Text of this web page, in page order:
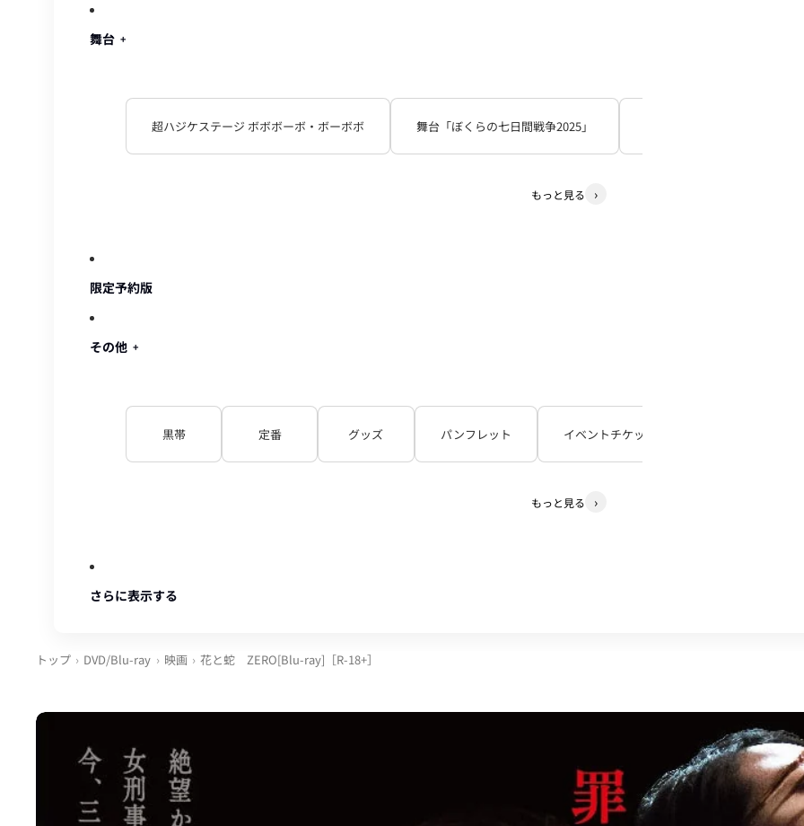
舞台
超ハジケステージ ボボボーボ・ボーボボ 舞台「ぼくらの七日間戦争2025」
もっと見る
限定予約版
その他
黒帯 定番 グッズ パンフレット イベントチケット
もっと見る
さらに表示する
トップ DVD/Blu-ray 映画 花と蛇 ZERO[Blu-ray]［R-18+］